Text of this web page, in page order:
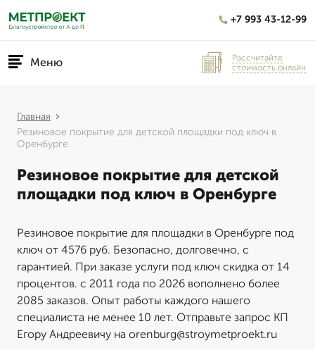
+7 993 43-12-99
Меню
Рассчитайте
стоимость онлайн
Главная
Резиновое покрытие для детской площадки под ключ в
Оренбурге
Резиновое покрытие для детской
площадки под ключ в Оренбурге
Резиновое покрытие для площадки в Оренбурге под
ключ от 4576 руб. Безопасно, долговечно, с
гарантией. При заказе услуги под ключ скидка от 14
процентов. с 2011 года по 2026 вополнено более
2085 заказов. Опыт работы каждого нашего
специалиста не менее 10 лет. Отправьте запрос КП
Егору Андреевичу на orenburg@stroymetproekt.ru